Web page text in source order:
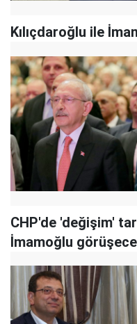
Kılıçdaroğlu ile
CHP'de 'değişim'
İmamoğlu